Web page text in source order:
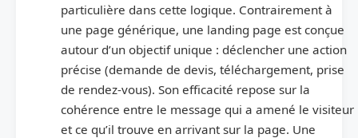
particulière dans cette logique. Contrairement à
une page générique, une landing page est conçue
autour d’un objectif unique : déclencher une action
précise (demande de devis, téléchargement, prise
de rendez-vous). Son efficacité repose sur la
cohérence entre le message qui a amené le visiteur
et ce qu’il trouve en arrivant sur la page. Une